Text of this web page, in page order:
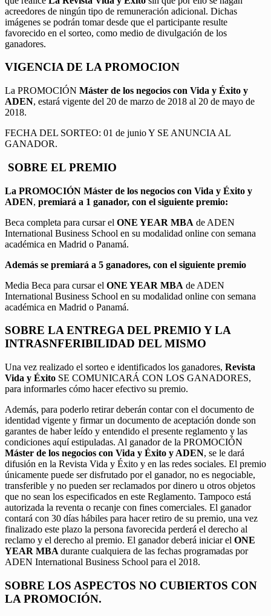
acreedores de ningún tipo de remuneración adicional. Dichas
imágenes se podrán tomar desde que el participante resulte
favorecido en el sorteo, como medio de divulgación de los
ganadores.
VIGENCIA DE LA PROMOCION
La PROMOCIÓN Máster de los negocios con Vida y Éxito y
ADEN, estará vigente del 20 de marzo de 2018 al 20 de mayo de
2018.
FECHA DEL SORTEO: 01 de junio Y SE ANUNCIA AL
GANADOR.
SOBRE EL PREMIO
La PROMOCIÓN Máster de los negocios con Vida y Éxito y
ADEN, premiará a 1 ganador, con el siguiente premio:
Beca completa para cursar el ONE YEAR MBA de ADEN
International Business School en su modalidad online con semana
académica en Madrid o Panamá.
Además se premiará a 5 ganadores, con el siguiente premio
Media Beca para cursar el ONE YEAR MBA de ADEN
International Business School en su modalidad online con semana
académica en Madrid o Panamá.
SOBRE LA ENTREGA DEL PREMIO Y LA
INTRASNFERIBILIDAD DEL MISMO
Una vez realizado el sorteo e identificados los ganadores, Revista
Vida y Éxito SE COMUNICARÁ CON LOS GANADORES,
para informarles cómo hacer efectivo su premio.
Además, para poderlo retirar deberán contar con el documento de
identidad vigente y firmar un documento de aceptación donde son
garantes de haber leído y entendido el presente reglamento y las
condiciones aquí estipuladas. Al ganador de la PROMOCIÓN
Máster de los negocios con Vida y Éxito y ADEN, se le dará
difusión en la Revista Vida y Éxito y en las redes sociales. El premio
únicamente puede ser disfrutado por el ganador, no es negociable,
transferible y no pueden ser reclamados por dinero u otros objetos
que no sean los especificados en este Reglamento. Tampoco está
autorizada la reventa o recanje con fines comerciales. El ganador
contará con 30 días hábiles para hacer retiro de su premio, una vez
finalizado este plazo la persona favorecida perderá el derecho al
reclamo y el derecho al premio. El ganador deberá iniciar el ONE
YEAR MBA durante cualquiera de las fechas programadas por
ADEN International Business School para el 2018.
SOBRE LOS ASPECTOS NO CUBIERTOS CON
LA PROMOCIÓN.